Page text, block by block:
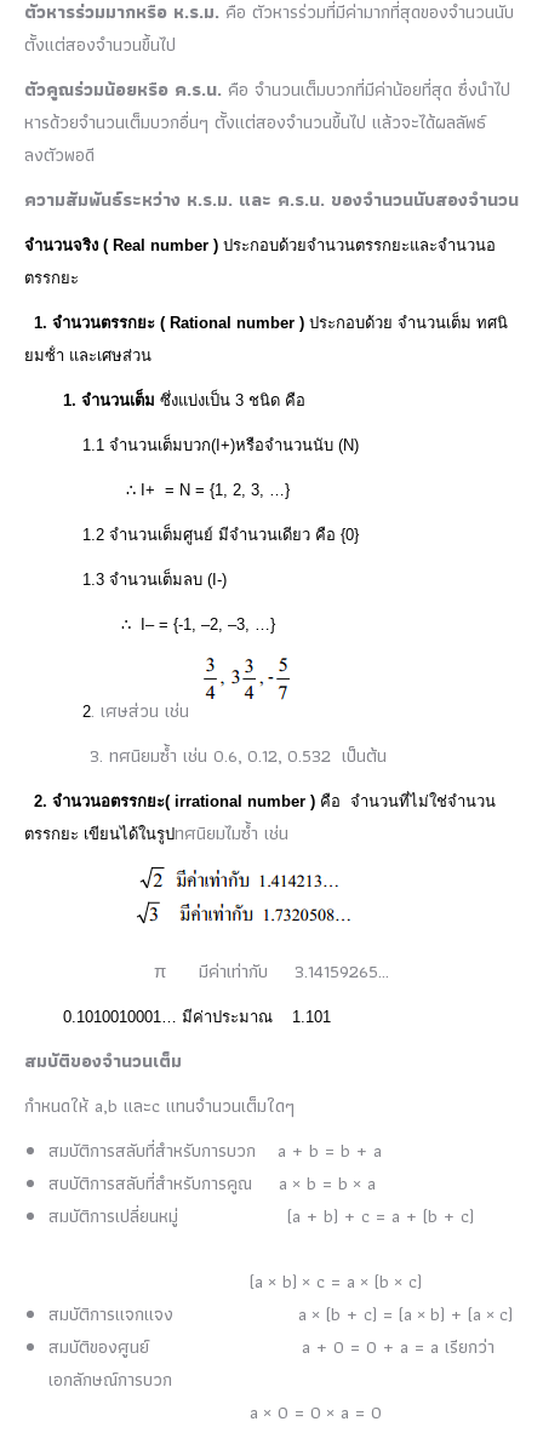
ตัวหารร่วมมากหรือ ห.ร.ม. คือ ตัวหารร่วมที่มีค่ามากที่สุดของจำนวนนับ
ตั้งแต่สองจำนวนขึ้นไป
ตัวคูณร่วมน้อยหรือ ค.ร.น. คือ จำนวนเต็มบวกที่มีค่าน้อยที่สุด ซึ่งนำไป
หารด้วยจำนวนเต็มบวกอื่นๆ ตั้งแต่สองจำนวนขึ้นไป แล้วจะได้ผลลัพธ์
ลงตัวพอดี
ความสัมพันธ์ระหว่าง ห.ร.ม. และ ค.ร.น. ของจำนวนนับสองจำนวน
จํานวนจริง ( Real number ) ประกอบด้วยจํานวนตรรกยะและจํานวนอ
ตรรกยะ
1. จํานวนตรรกยะ ( Rational number ) ประกอบด้วย จํานวนเต็ม ทศนิ
ยมซ้ํา และเศษส่วน
1. จํานวนเต็ม ซึ่งแบ่งเป็น 3 ชนิด คือ
1.1 จํานวนเต็มบวก( I+)หรือจํานวนนับ (N)
∴ I + = N = {1, 2, 3, …}
1.2 จํานวนเต็มศูนย์ มีจํานวนเดียว คือ {0}
1.3 จํานวนเต็มลบ ( I-)
∴ I – = {-1, –2, –3, …}
2. เศษส่วน เช่น
3. ทศนิยมซ้ํา เช่น 0.6, 0.12, 0.532 เป็นต้น
2. จํานวนอตรรกยะ( irrational number ) คือ จํานวนที่ไม่ใช่จํานวน
ตรรกยะ เขียนได้ในรูปทศนิยมไมซ้ํา เช่น
π มีค่าเท่ากับ 3.14159265…
0.1010010001… มีค่าประมาณ 1.101
สมบัติของจำนวนเต็ม
กำหนดให้ a,b และc แทนจำนวนเต็มใดๆ
สมบัติการสลับที่สำหรับการบวก a + b = b + a
สบบัติการสลับที่สำหรับการคูณ a × b = b × a
สมบัติการเปลี่ยนหมู่ (a + b) + c = a + (b + c)
(a × b) × c = a × (b × c)
สมบัติการแจกแจง a × (b + c) = (a × b) + (a × c)
สมบัติของศูนย์ a + 0 = 0 + a = a เรียกว่า
เอกลักษณ์การบวก
a × 0 = 0 × a = 0